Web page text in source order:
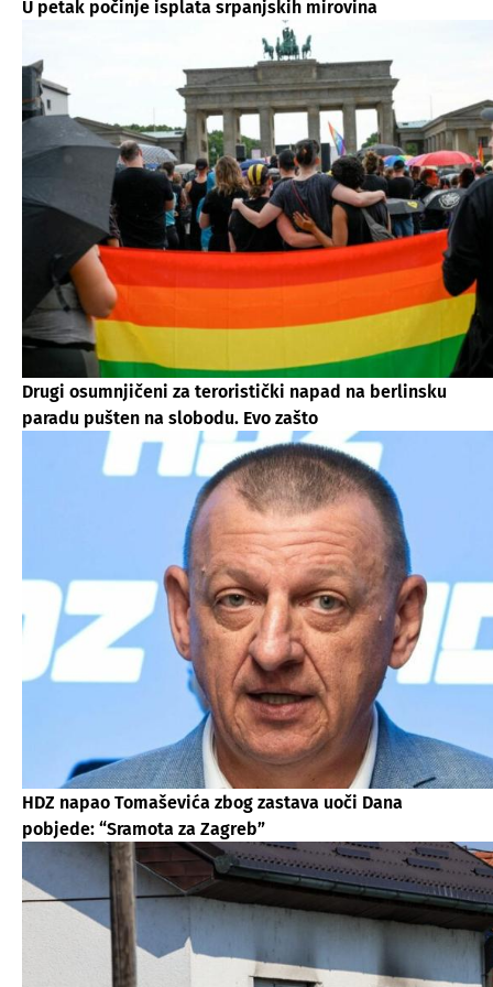
U petak počinje isplata srpanjskih mirovina
Drugi osumnjičeni za teroristički napad na berlinsku
paradu pušten na slobodu. Evo zašto
HDZ napao Tomaševića zbog zastava uoči Dana
pobjede: “Sramota za Zagreb”